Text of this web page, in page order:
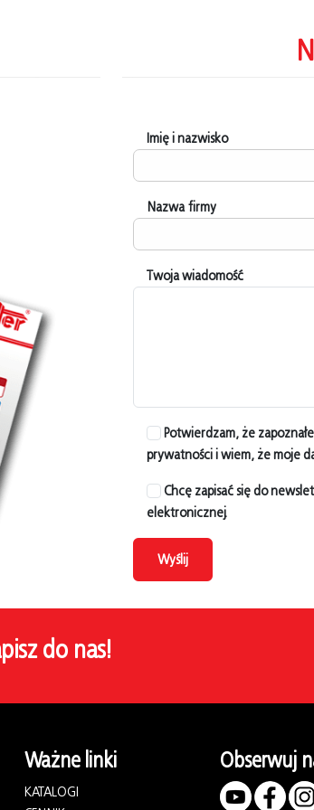
Imię i nazwisko
Nazwa firmy
Twoja wiadomość
Potwierdzam, że
prywatności i wiem, że moje
Chcę zapisać się do
elektronicznej.
Wyślij
do nas!
Ważne linki
KATALOGI
Obserwuj